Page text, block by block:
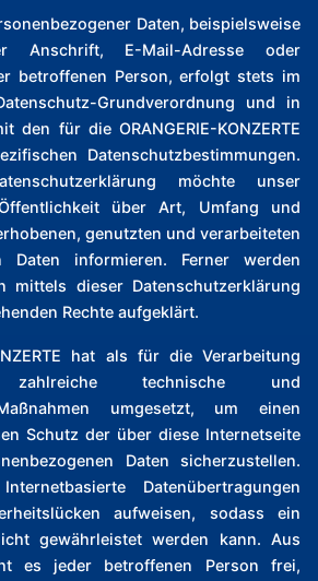
Daten, beispielsweise
Anschrift, E-Mail-Adresse oder
betroffenen Person, erfolgt stets im
Grundverordnung und in
den für die ORANGERIE-KONZERTE
Datenschutzbestimmungen.
möchte unser
über Art, Umfang und
genutzten und verarbeiteten
Daten informieren. Ferner werden
mittels dieser Datenschutzerklärung
Rechte aufgeklärt.
hat als für die Verarbeitung
zahlreiche technische und
umgesetzt, um einen
Schutz der über diese Internetseite
Daten sicherzustellen.
Datenübertragungen
aufweisen, sodass ein
gewährleistet werden kann. Aus
es jeder betroffenen Person frei,